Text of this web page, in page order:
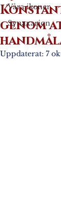
Våra ikoner
Synaxarion
genom
Uppdaterat: 7